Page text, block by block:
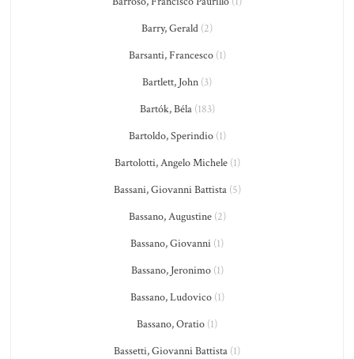
Barry, Gerald (2)
Barsanti, Francesco(1)
Bartlett, John (3)
Bartók, Béla(183)
Bartoldo, Sperindio(1)
Bartolotti, Angelo Michele(1)
Bassani, Giovanni Battista(5)
Bassano, Augustine(2)
Bassano, Giovanni (1)
Bassano, Jeronimo(1)
Bassano, Ludovico(1)
Bassano, Oratio (1)
Bassetti, Giovanni Battista (1)